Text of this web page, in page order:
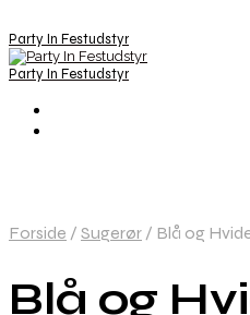
Party In Festudstyr
Party In Festudstyr
Forside / Sugerør / Blå og
Blå og